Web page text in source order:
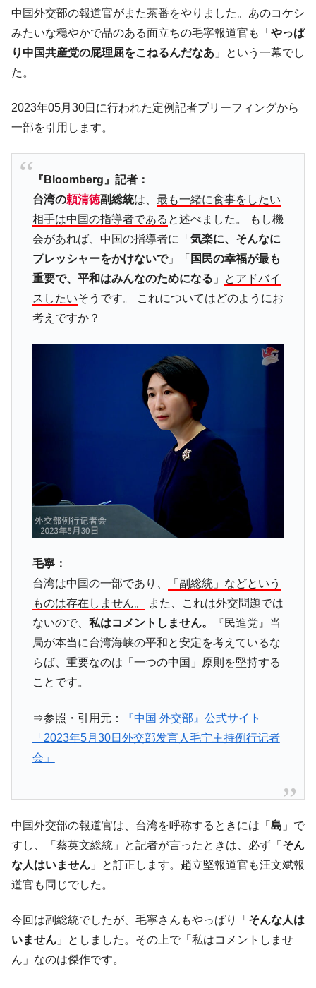
『Money1』
韓国「2026年07月の輸出入」絶好調。半導
体だけで410億ドル、輸出全体の41％もある
『Money1』
や、若者に起業させよう」⇒ どんな雇用対策だソレ。
『Money1』
韓国「ここは北朝鮮なのか。選管がサーバ
ーにウソのデータを入力したのは明白だ」
『Money1』
『Money1』
韓国は「中国と同じく」投資に不適格な国
だ。
『Money1』
『韓国銀行』が「金の保有量を増やしま
す」⇒「金を経由するドル入手」手段ではないのか？
『Money1』
韓国･外為取引量「1日当たり1,214.4億ド
ル」まで拡大 ⇒ 海外資金の動きに強く左右される状態
『Money1』
韓国･帰ってきた李在明。李在明を支持しな
韓国大統領府ボンクラ政策室長が告発され
た ⇒ 国家が行った恐るべき株価操作であり、空前の国政壟
韓国･警察職員が「丸刈りになって抗議活
中国だけが鉄鋼輸出を異常増加させる ⇒ 中
『Money1』
韓国製造業「半導体絶好調」のウラで他業
種は全般的「不調」⇒ PSIが示す現況は決して良くない。
『Money1』
【米韓激突案件】韓国消費者院が『クーパ
ン』1人当たり賠償10万ウォンを認定 ⇒ 総額3兆7,000億
『Money1』
『Money1』
韓国型イージス搭載の次世代駆逐艦
「KDDX」1番艦、2032年竣工と公示
『Money1』
【対日本円】ウォン安が急進！ 日米の協調
に韓国がいっちょがみしたのでは。
『Money1』
韓国政府『BYD』車への補助金を全廃 ⇒ 実
は韓国で『BYD』車は売れている。6カ月で対前年同期比
『Money1』
在韓米国大使スティールが着韓！⇒ さっそ
く空港に詰めかけ「出て行け！」「極右勢力」のプラカー
ドを掲げる「在韓反米勢力」
ほぼ終わった」
『Money1』
韓国『国民年金公団』株価暴落で200兆蒸
発。
『Money1』
韓国政府「ニセＫ-ブランドを通報しようキ
韓国「橋が落ちました」⇒ 耐久性「なさす
ぎ」では。
中国外交部の報道官がまた茶番をやりました。あのコケシ
みたいな穏やかで品のある面立ちの毛寧報道官も「 やっぱ
り中国共産党の屁理屈をこねるんだなあ 」という一幕でし
た。
2023年05月30日に行われた定例記者ブリーフィングから
一部を引用します。
『Bloomberg』記者：
台湾の頼清徳副総統は、 最も一緒に食事をしたい
相手は中国の指導者である と述べました。 もし機
会があれば、中国の指導者に「 気楽に、そんなに
プレッシャーをかけないで」「 国民の幸福が最も
重要で、平和はみんなのためになる 」
とアドバイ
スしたいそうです。 これについてはどのようにお
考えですか？
毛寧：
台湾は中国の一部であり、
「副総統」などという
ものは存在しません。
また、これは外交問題では
ないので、 私はコメントしません。
『民進党』当
局が本当に台湾海峡の平和と安定を考えているな
らば、重要なのは「一つの中国」原則を堅持する
ことです。
⇒参照・引用元：
『中国 外交部』公式サイト
「2023年5月30日外交部发言人毛宁主持例行记者
会」
中国外交部の報道官は、台湾を呼称するときには「 島 」で
すし、「蔡英文総統」と記者が言ったときは、必ず「 そん
な人はいません 」と訂正します。趙立堅報道官も汪文斌報
道官も同じでした。
今回は副総統でしたが、毛寧さんもやっぱり「 そんな人は
いません 」としました。その上で「私はコメントしませ
ん」なのは傑作です。